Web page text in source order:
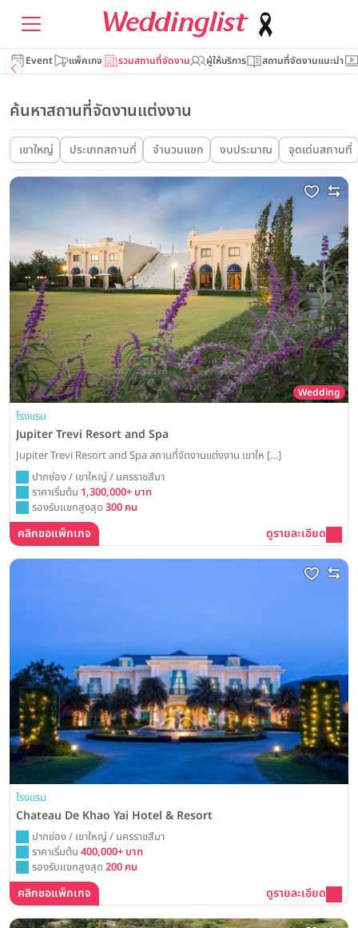
Event แพ็คเกจ รวมสถานที่จัดงาน ผู้ให้บริการ สถานที่จัดงานแนะนำ
ค้นหาสถานที่จัดงานแต่งงาน
เขาใหญ่ ประเภทสถานที่ จำนวนแขก งบประมาณ จุดเด่นสถานที่
Wedding
โรงแรม
Jupiter Trevi Resort and Spa
Jupiter Trevi Resort and Spa สถานที่จัดงานแต่งงาน เขาให […]
ปากช่อง / เขาใหญ่ / นครราชสีมา
ราคาเริ่มต้น 1,300,000+ บาท
รองรับแขกสูงสุด 300 คน
คลิกขอแพ็กเกจ ดูรายละเอียด
โรงแรม
Chateau De Khao Yai Hotel & Resort
ปากช่อง / เขาใหญ่ / นครราชสีมา
ราคาเริ่มต้น 400,000+ บาท
รองรับแขกสูงสุด 200 คน
คลิกขอแพ็กเกจ ดูรายละเอียด